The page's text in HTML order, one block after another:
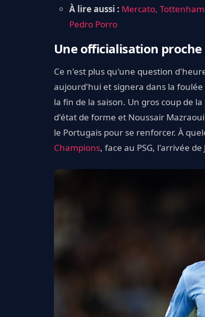
À lire aussi : Mercato,
Pedro Porro
Une officialisation proche
Ce n'est plus qu'une question
aujourd'hui et signera dans la
la fin de la saison. Un gros coup de
d'état de forme et Noussair
le Portugais pour se renforcer. À
Champions, face au PSG, l'arrivée